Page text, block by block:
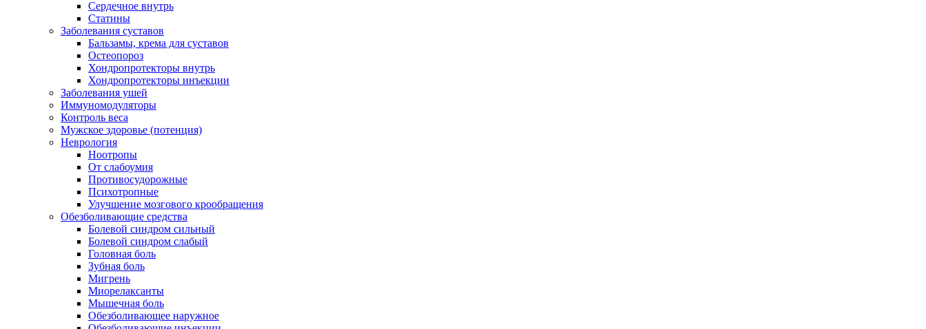
Сердечное внутрь
Статины
Заболевания суставов
Бальзамы, крема для суставов
Остеопороз
Хондропротекторы внутрь
Хондропротекторы инъекции
Заболевания ушей
Иммуномодуляторы
Контроль веса
Мужское здоровье (потенция)
Неврология
Ноотропы
От слабоумия
Противосудорожные
Психотропные
Улучшение мозгового крообращения
Обезболивающие средства
Болевой синдром сильный
Болевой синдром слабый
Головная боль
Зубная боль
Мигрень
Миорелаксанты
Мышечная боль
Обезболивающее наружное